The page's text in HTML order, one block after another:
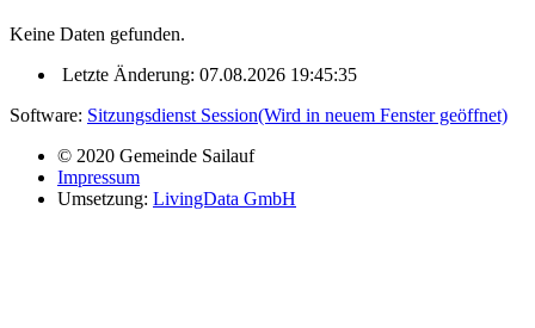
Keine Daten gefunden.
Letzte Änderung: 07.08.2026 19:45:35
Software: Sitzungsdienst Session(Wird in neuem Fenster geöffnet)
© 2020 Gemeinde Sailauf
Impressum
Umsetzung: LivingData GmbH